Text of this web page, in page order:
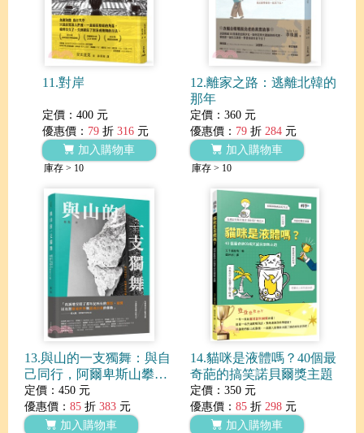
11.對岸
定價：400 元
優惠價： 79 折 316 元
加入購物車
庫存 > 10
12.離家之路：逃離北韓的
那年
定價：360 元
優惠價： 79 折 284 元
加入購物車
庫存 > 10
13.與山的一支獨舞：與自
己同行，阿爾卑斯山攀登
之旅
定價：450 元
優惠價： 85 折 383 元
加入購物車
14.貓咪是液體嗎？40個最
奇葩的搞笑諾貝爾獎主題
定價：350 元
優惠價： 85 折 298 元
加入購物車